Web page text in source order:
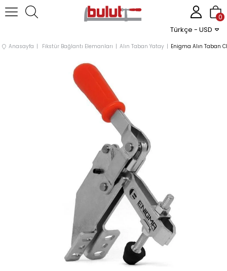
Türkçe - USD
0
Anasayfa Fikstür Bağlantı Elemanları Alın Taban Yatay Enigma Alın Taban